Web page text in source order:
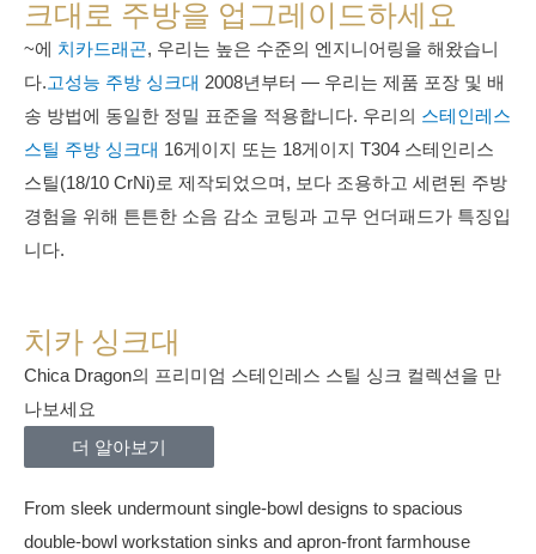
크대로 주방을 업그레이드하세요
~에 치카드래곤, 우리는 높은 수준의 엔지니어링을 해왔습니
다.고성능 주방 싱크대 2008년부터 — 우리는 제품 포장 및 배
송 방법에 동일한 정밀 표준을 적용합니다. 우리의 스테인레스
스틸 주방 싱크대 16게이지 또는 18게이지 T304 스테인리스
스틸(18/10 CrNi)로 제작되었으며, 보다 조용하고 세련된 주방
경험을 위해 튼튼한 소음 감소 코팅과 고무 언더패드가 특징입
니다.
치카 싱크대
Chica Dragon의 프리미엄 스테인레스 스틸 싱크 컬렉션을 만
나보세요
더 알아보기
From sleek undermount single-bowl designs to spacious
double-bowl workstation sinks and apron-front farmhouse